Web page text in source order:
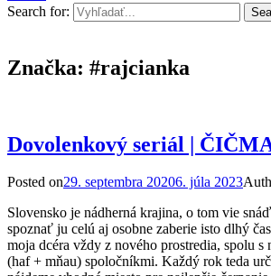
Search for:
Značka: #rajcianka
Dovolenkový seriál |
Posted on29. septembra 20206. júla 2023
Slovensko je nádherná krajina, o tom vie
spoznať ju celú aj osobne zaberie isto dlhý
moja dcéra vždy z nového prostredia, spolu s
(haf + mňau) spoločníkmi. Každý rok teda